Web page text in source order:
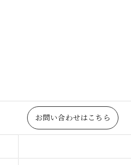
お問い合わせはこちら